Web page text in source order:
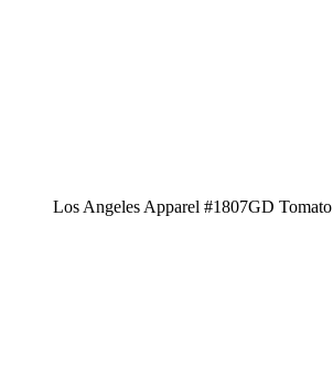
Los Angeles Apparel #1807GD Tomato